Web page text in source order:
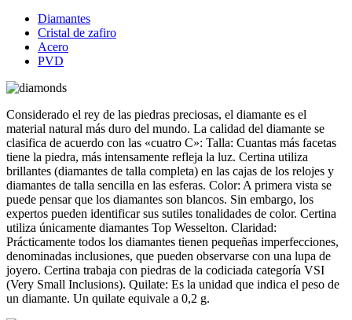
Diamantes
Cristal de zafiro
Acero
PVD
Considerado el rey de las piedras preciosas, el diamante es el
material natural más duro del mundo. La calidad del diamante se
clasifica de acuerdo con las «cuatro C»: Talla: Cuantas más facetas
tiene la piedra, más intensamente refleja la luz. Certina utiliza
brillantes (diamantes de talla completa) en las cajas de los relojes y
diamantes de talla sencilla en las esferas. Color: A primera vista se
puede pensar que los diamantes son blancos. Sin embargo, los
expertos pueden identificar sus sutiles tonalidades de color. Certina
utiliza únicamente diamantes Top Wesselton. Claridad:
Prácticamente todos los diamantes tienen pequeñas imperfecciones,
denominadas inclusiones, que pueden observarse con una lupa de
joyero. Certina trabaja con piedras de la codiciada categoría VSI
(Very Small Inclusions). Quilate: Es la unidad que indica el peso de
un diamante. Un quilate equivale a 0,2 g.